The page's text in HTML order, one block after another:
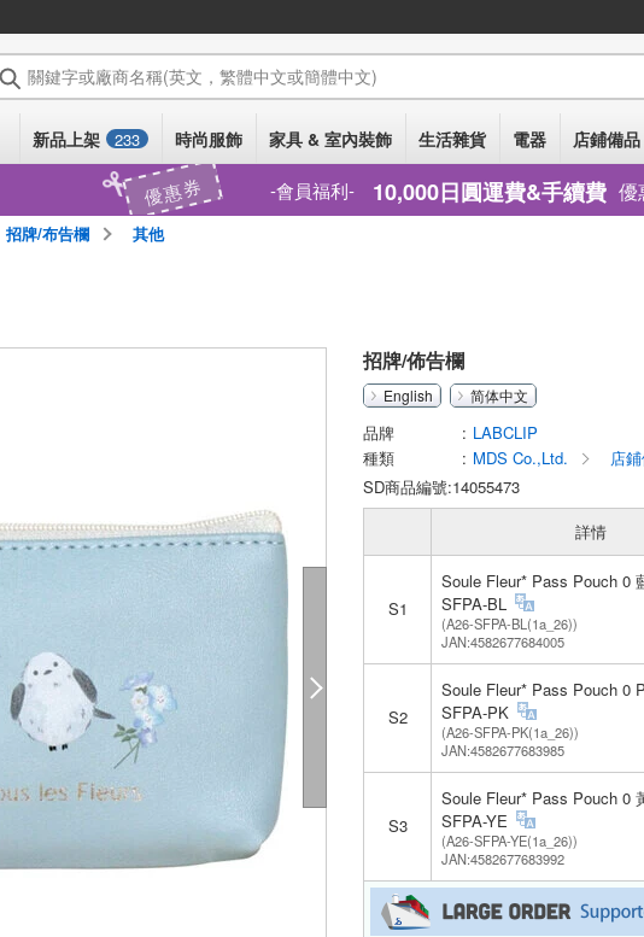
關鍵字或廠商名稱(英文，繁體中文或簡體中文)
新品上架 233 時尚服飾 家具 & 室內裝飾 生活雜貨 電器 店鋪備品
優惠券 會員福利 10,000日圓運費&手續費 優
招牌/布告欄 其他
招牌/佈告欄
English 简体中文
品牌
LABCLIP
種類
MDS Co.,Ltd. 店
SD商品編號:14055473
詳情
S1
Soule Fleur* Pass Pouch 0
SFPA-BL
(A26-SFPA-BL(1a_26))
JAN:4582677684005
S2
Soule Fleur* Pass Pouch 0
SFPA-PK
(A26-SFPA-PK(1a_26))
JAN:4582677683985
S3
Soule Fleur* Pass Pouch 0
SFPA-YE
(A26-SFPA-YE(1a_26))
JAN:4582677683992